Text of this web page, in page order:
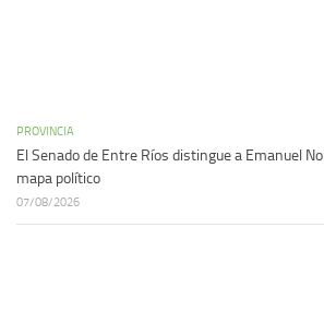
PROVINCIA
El Senado de Entre Ríos distingue a Emanuel
mapa político
07/08/2026